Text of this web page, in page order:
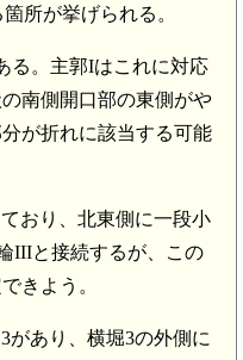
所が挙げられる。
る。主郭Iはこれに対応
南側開口部の東側がや
が折れに該当する可能
おり、北東側に一段小
IIIと接続するが、この
きよう。
があり、横堀3の外側に